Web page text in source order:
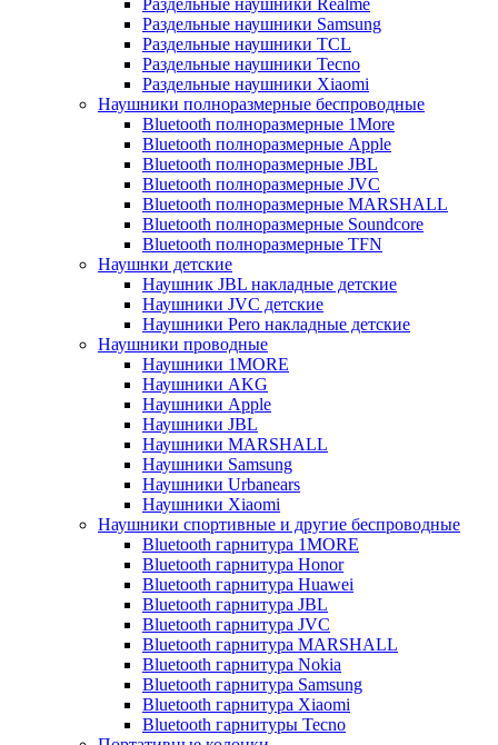
Раздельные наушники Realme
Раздельные наушники Samsung
Раздельные наушники TCL
Раздельные наушники Tecno
Раздельные наушники Xiaomi
Наушники полноразмерные беспроводные
Bluetooth полноразмерные 1More
Bluetooth полноразмерные Apple
Bluetooth полноразмерные JBL
Bluetooth полноразмерные JVC
Bluetooth полноразмерные MARSHALL
Bluetooth полноразмерные Soundcore
Bluetooth полноразмерные TFN
Наушнки детские
Наушник JBL накладные детские
Наушники JVC детские
Наушники Pero накладные детские
Наушники проводные
Наушники 1MORE
Наушники AKG
Наушники Apple
Наушники JBL
Наушники MARSHALL
Наушники Samsung
Наушники Urbanears
Наушники Xiaomi
Наушники спортивные и другие беспроводные
Bluetooth гарнитура 1MORE
Bluetooth гарнитура Honor
Bluetooth гарнитура Huawei
Bluetooth гарнитура JBL
Bluetooth гарнитура JVC
Bluetooth гарнитура MARSHALL
Bluetooth гарнитура Nokia
Bluetooth гарнитура Samsung
Bluetooth гарнитура Xiaomi
Bluetooth гарнитуры Tecno